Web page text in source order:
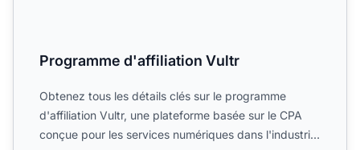
Programme d'affiliation Vultr
Obtenez tous les détails clés sur le programme
d'affiliation Vultr, une plateforme basée sur le CPA
conçue pour les services numériques dans l'industrie